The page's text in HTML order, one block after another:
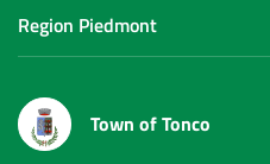
Region Piedmont
Town of Tonco